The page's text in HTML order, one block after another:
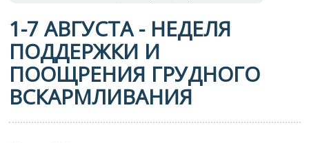
1-7 АВГУСТА - НЕДЕЛЯ
ПОДДЕРЖКИ И
ПООЩРЕНИЯ ГРУДНОГО
ВСКАРМЛИВАНИЯ